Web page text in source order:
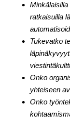
ratkaisuilla
Tukevatko
Onko
yhteiseen
Onko